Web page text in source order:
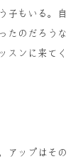
子もいる。
自
たのだろうな
スンに来てく
アップはその